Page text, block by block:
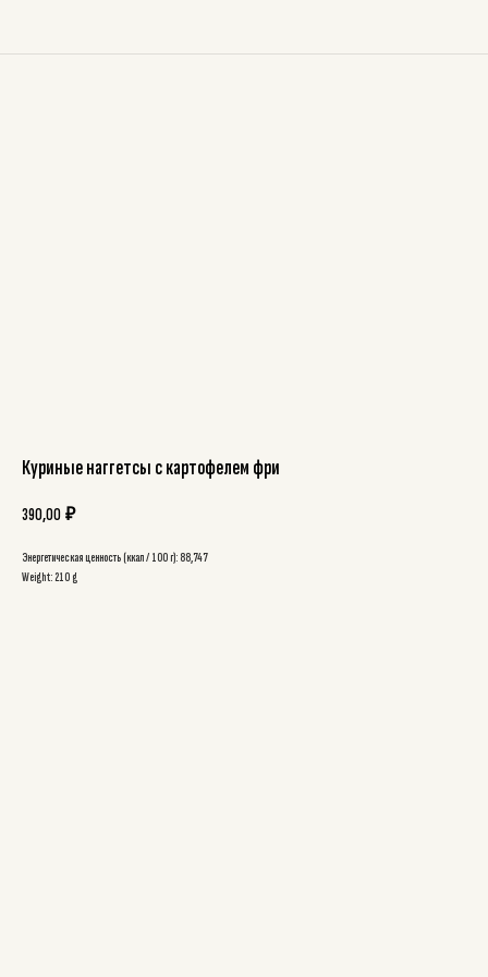
Куриные наггетсы с картофелем фри
390,00 ₽
Энергетическая ценность (ккал / 100 г): 88,747
Weight: 210 g